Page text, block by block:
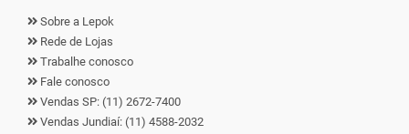
Sobre a Lepok
Rede de Lojas
Trabalhe conosco
Fale conosco
Vendas SP: (11) 2672-7400
Vendas Jundiaí: (11) 4588-2032